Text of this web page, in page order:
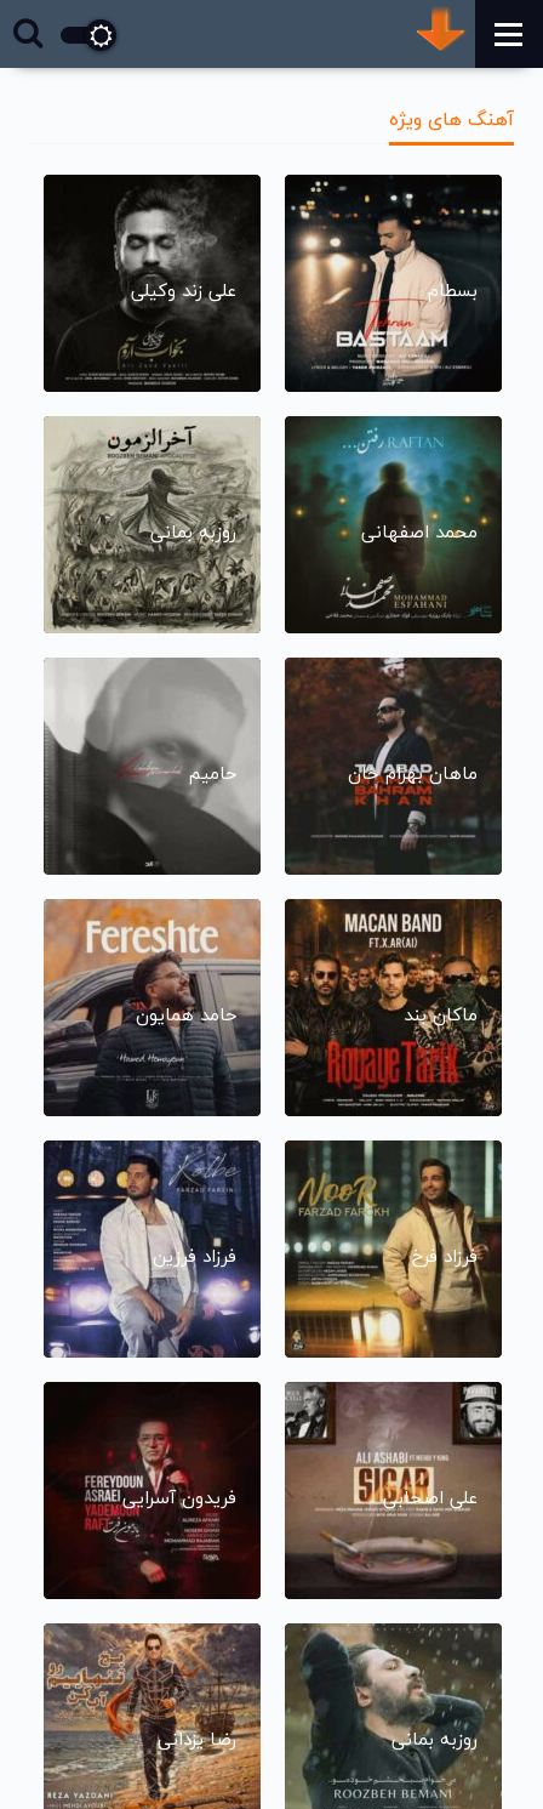
آهنگ های ویژه
بسطام علی زند وکیلی
محمد اصفهانی روزبه بمانی
ماهان بهرام خان حامیم
ماکان بند حامد همایون
فرزاد فرخ فرزاد فرزین
علی اصحابی فریدون آسرایی
روزبه بمانی رضا یزدانی